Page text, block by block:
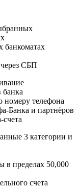
банкоматах
СБП
банка
номеру телефона
Банка и партнёров
3 категории и
в пределах 50,000
счета